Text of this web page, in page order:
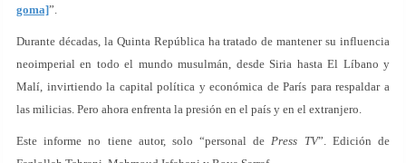
goma]”.
Durante décadas, la Quinta República ha tratado de mantener su influencia
neoimperial en todo el mundo musulmán, desde Siria hasta El Líbano y
Malí, invirtiendo la capital política y económica de París para respaldar a
las milicias. Pero ahora enfrenta la presión en el país y en el extranjero.
Este informe no tiene autor, solo “personal dePress TV”. Edición de